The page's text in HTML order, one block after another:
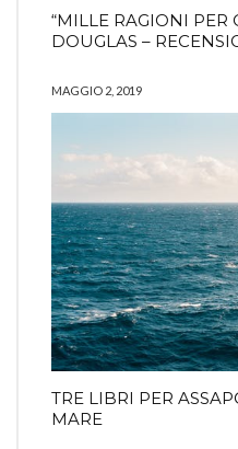
“MILLE RAGIONI PER
DOUGLAS –
MAGGIO 2, 2019
TRE LIBRI PER
MARE